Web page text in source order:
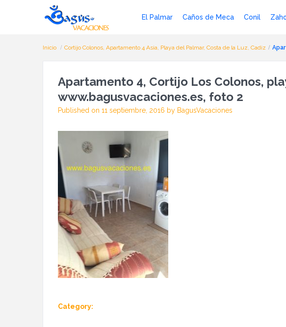
El Palmar Caños de Meca Conil
Inicio Cortijo Colonos, Apartamento 4 Asia, Playa del Palmar, Costa de la Luz, Cadiz
Apartamento 4, Cortijo Los Colonos,
www.bagusvacaciones.es, foto 2
Published on 11 septiembre, 2016 by BagusVacaciones
Category: